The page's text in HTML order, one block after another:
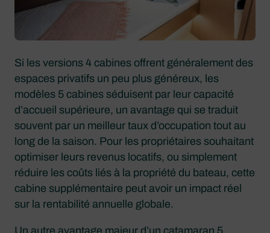
Si les versions 4 cabines offrent généralement des
espaces privatifs un peu plus généreux, les
modèles 5 cabines séduisent par leur capacité
d’accueil supérieure, un avantage qui se traduit
souvent par un meilleur taux d’occupation tout au
long de la saison. Pour les propriétaires souhaitant
optimiser leurs revenus locatifs, ou simplement
réduire les coûts liés à la propriété du bateau, cette
cabine supplémentaire peut avoir un impact réel
sur la rentabilité annuelle globale.